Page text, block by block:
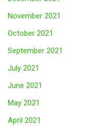
November 2021
October 2021
September 2021
July 2021
June 2021
May 2021
April 2021